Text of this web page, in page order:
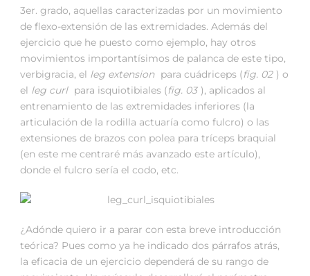
3er. grado, aquellas caracterizadas por un movimiento
de flexo-extensión de las extremidades. Además del
ejercicio que he puesto como ejemplo, hay otros
movimientos importantísimos de palanca de este tipo,
verbigracia, el leg extension para cuádriceps (fig. 02 ) o
el leg curl para isquiotibiales (fig. 03 ), aplicados al
entrenamiento de las extremidades inferiores (la
articulación de la rodilla actuaría como fulcro) o las
extensiones de brazos con polea para tríceps braquial
(en este me centraré más avanzado este artículo),
donde el fulcro sería el codo, etc.
¿Adónde quiero ir a parar con esta breve introducción
teórica? Pues como ya he indicado dos párrafos atrás,
la eficacia de un ejercicio dependerá de su rango de